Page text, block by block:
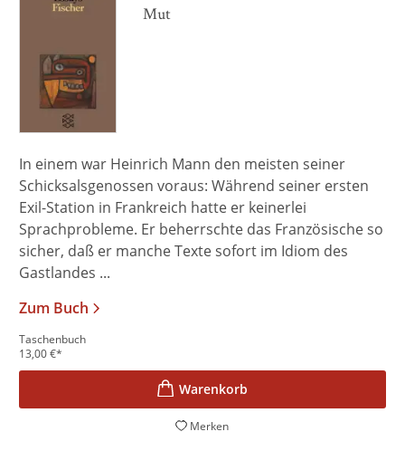
Mut
In einem war Heinrich Mann den meisten seiner
Schicksalsgenossen voraus: Während seiner ersten
Exil-Station in Frankreich hatte er keinerlei
Sprachprobleme. Er beherrschte das Französische so
sicher, daß er manche Texte sofort im Idiom des
Gastlandes ...
Zum Buch
Taschenbuch
13,00€*
Merken